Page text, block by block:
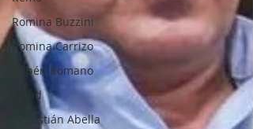
Romina Buzzini
Romina Carrizo
Rubén Romano
Salud
Sebastián Abella